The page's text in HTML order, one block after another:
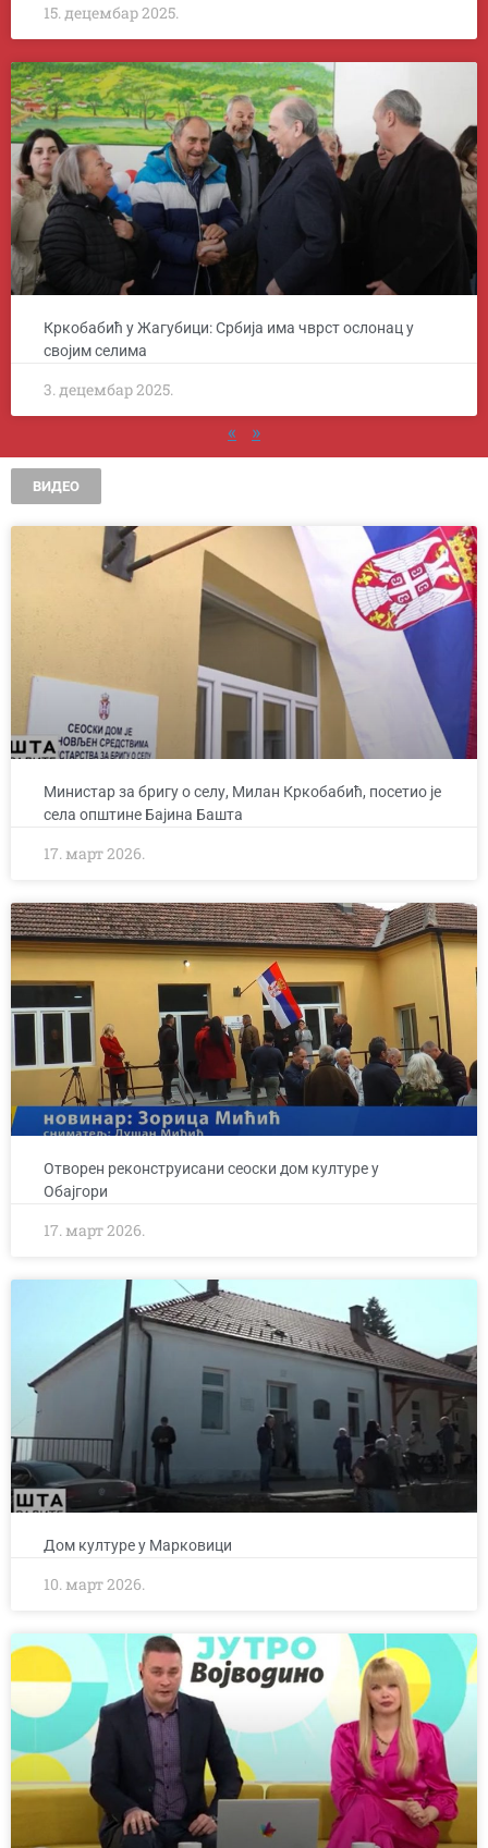
15. децембар 2025.
Кркобабић у Жагубици: Србија има чврст ослонац у
својим селима
3. децембар 2025.
« »
ВИДЕО
Министар за бригу о селу, Милан Кркобабић, посетио је
села општине Бајина Башта
17. март 2026.
Отворен реконструисани сеоски дом културе у
Обајгори
17. март 2026.
Дом културе у Марковици
10. март 2026.